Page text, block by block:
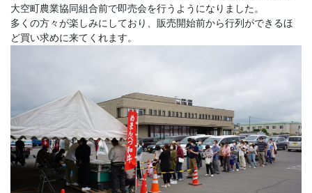
大空町農業協同組合前で即売会を行うようになりました。
多くの方々が楽しみにしており、販売開始前から行列ができるほ
ど買い求めに来てくれます。